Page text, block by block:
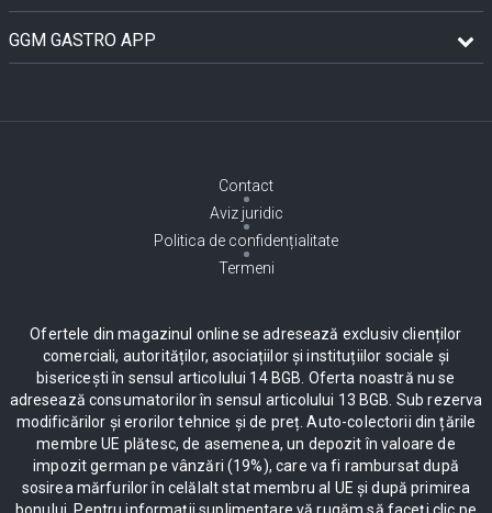
GGM GASTRO APP
Contact
Aviz juridic
Politica de confidențialitate
Termeni
Ofertele din magazinul online se adresează exclusiv clienților
comerciali, autorităților, asociațiilor și instituțiilor sociale și
bisericești în sensul articolului 14 BGB. Oferta noastră nu se
adresează consumatorilor în sensul articolului 13 BGB. Sub rezerva
modificărilor și erorilor tehnice și de preț. Auto-colectorii din țările
membre UE plătesc, de asemenea, un depozit în valoare de
impozit german pe vânzări (19%), care va fi rambursat după
sosirea mărfurilor în celălalt stat membru al UE și după primirea